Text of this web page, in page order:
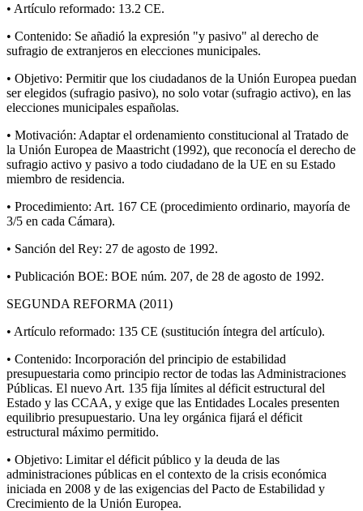
• Artículo reformado: 13.2 CE.
• Contenido: Se añadió la expresión "y pasivo" al derecho de
sufragio de extranjeros en elecciones municipales.
• Objetivo: Permitir que los ciudadanos de la Unión Europea puedan
ser elegidos (sufragio pasivo), no solo votar (sufragio activo), en las
elecciones municipales españolas.
• Motivación: Adaptar el ordenamiento constitucional al Tratado de
la Unión Europea de Maastricht (1992), que reconocía el derecho de
sufragio activo y pasivo a todo ciudadano de la UE en su Estado
miembro de residencia.
• Procedimiento: Art. 167 CE (procedimiento ordinario, mayoría de
3/5 en cada Cámara).
• Sanción del Rey: 27 de agosto de 1992.
• Publicación BOE: BOE núm. 207, de 28 de agosto de 1992.
SEGUNDA REFORMA (2011)
• Artículo reformado: 135 CE (sustitución íntegra del artículo).
• Contenido: Incorporación del principio de estabilidad
presupuestaria como principio rector de todas las Administraciones
Públicas. El nuevo Art. 135 fija límites al déficit estructural del
Estado y las CCAA, y exige que las Entidades Locales presenten
equilibrio presupuestario. Una ley orgánica fijará el déficit
estructural máximo permitido.
• Objetivo: Limitar el déficit público y la deuda de las
administraciones públicas en el contexto de la crisis económica
iniciada en 2008 y de las exigencias del Pacto de Estabilidad y
Crecimiento de la Unión Europea.